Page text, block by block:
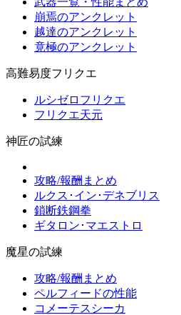
崩焉のアンクレット
越達のアンクレット
竟極のアンクレット
高難易度フリクエ
ルシゼロフリクエ
フリクエ天元
神匠の試練
攻略/報酬まとめ
ルクス･イン･デネブリス
鎖断鉄鋼拳
ギタロン･マエストロ
魔星の試練
攻略/報酬まとめ
ペルフィードの性能
コメーテスシーカ